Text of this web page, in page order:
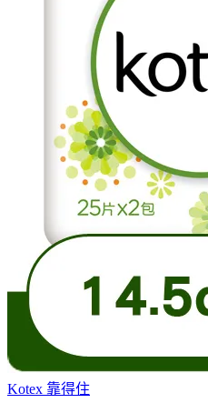
Kotex 靠得住